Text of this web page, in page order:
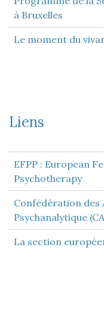
à Bruxelles
Le moment du
Liens
EFPP : European
Psychotherapy
Confédération des
Psychanalytique
La section